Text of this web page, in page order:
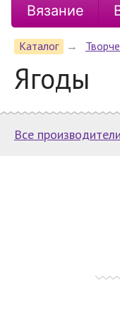
Вязание
Каталог →
Ягоды
Все производители